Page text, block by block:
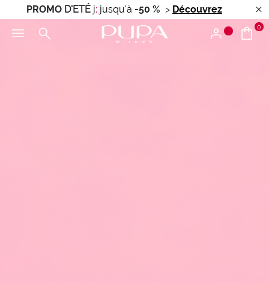
PROMO D'ETÉ j: jusqu'à -50 % > Découvrez
0